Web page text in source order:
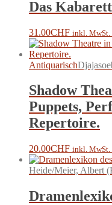
Das
31.00CHF inkl. MwSt.
Antiquarisch
Shadow
Puppets,
Repertoire.
20.00CHF inkl. MwSt.
Heide/Meier, Albert